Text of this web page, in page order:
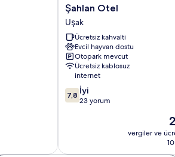
Şahlan
Otel
Uşak
Şahlan Otel
Uşak
Ücretsiz kahvaltı
Evcil hayvan dostu
Otopark mevcut
Ücretsiz kablosuz
internet
10
üzerinden
7,8 İyi
23 yorum
vergiler ve